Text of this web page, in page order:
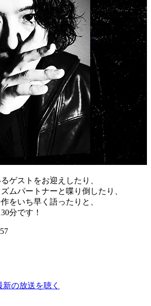
ゲストをお迎えしたり、
ムパートナーと喋り倒したり、
をいち早く語ったりと、
分です！
新の放送を聴く